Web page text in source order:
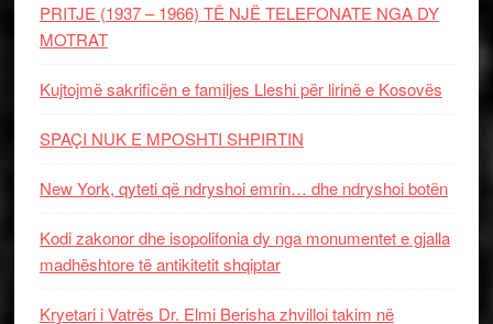
PRITJE (1937 – 1966) TË NJË TELEFONATE NGA DY
MOTRAT
Kujtojmë sakrificën e familjes Lleshi për lirinë e Kosovës
SPAÇI NUK E MPOSHTI SHPIRTIN
New York, qyteti që ndryshoi emrin… dhe ndryshoi botën
Kodi zakonor dhe isopolifonia dy nga monumentet e gjalla
madhështore të antikitetit shqiptar
Kryetari i Vatrës Dr. Elmi Berisha zhvilloi takim në